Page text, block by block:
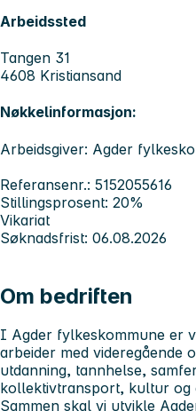
Arbeidssted
Tangen 31
4608 Kristiansand
Nøkkelinformasjon:
Arbeidsgiver: Agder
Referansenr.: 5152055616
Stillingsprosent: 20%
Vikariat
Søknadsfrist: 06.08.2026
Om bedriften
I Agder fylkeskommune er
arbeider med
utdanning, tannhelse,
kollektivtransport, kultur og
Sammen skal vi utvikle